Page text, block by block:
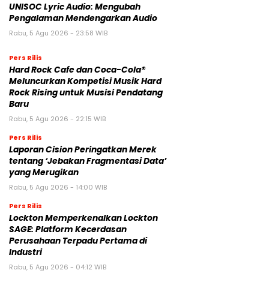
UNISOC Lyric Audio: Mengubah
Pengalaman Mendengarkan Audio
Rabu, 5 Agu 2026 - 23:58 WIB
Pers Rilis
Hard Rock Cafe dan Coca-Cola®
Meluncurkan Kompetisi Musik Hard
Rock Rising untuk Musisi Pendatang
Baru
Rabu, 5 Agu 2026 - 22:15 WIB
Pers Rilis
Laporan Cision Peringatkan Merek
tentang ‘Jebakan Fragmentasi Data’
yang Merugikan
Rabu, 5 Agu 2026 - 14:00 WIB
Pers Rilis
Lockton Memperkenalkan Lockton
SAGE: Platform Kecerdasan
Perusahaan Terpadu Pertama di
Industri
Rabu, 5 Agu 2026 - 04:12 WIB